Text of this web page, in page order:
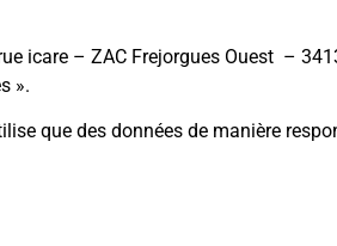
icare – ZAC Frejorgues Ouest –
».
que des données de manière